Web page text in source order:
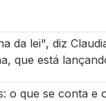
da lei", diz
que está
o que se conta e